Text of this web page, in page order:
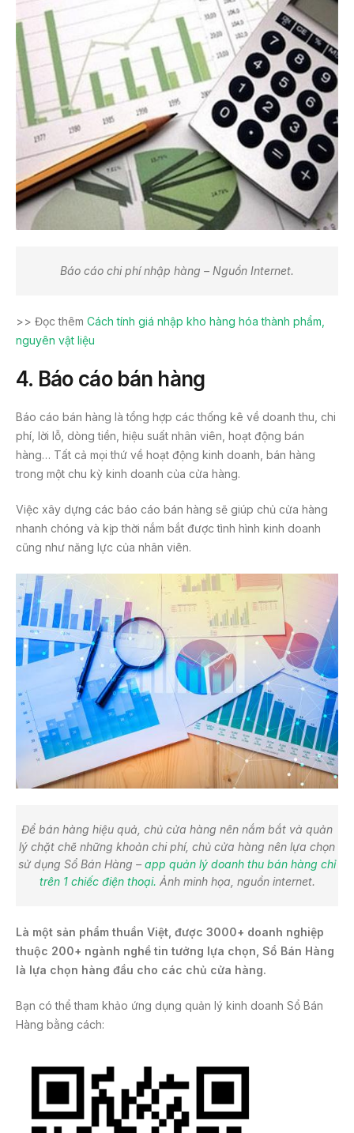
Báo cáo chi phí nhập hàng – Nguồn Internet.
>> Đọc thêm Cách tính giá nhập kho hàng hóa thành phẩm,
nguyên vật liệu
4. Báo cáo bán hàng
Báo cáo bán hàng là tổng hợp các thống kê về doanh thu, chi
phí, lời lỗ, dòng tiền, hiệu suất nhân viên, hoạt động bán
hàng… Tất cả mọi thứ về hoạt động kinh doanh, bán hàng
trong một chu kỳ kinh doanh của cửa hàng.
Việc xây dựng các báo cáo bán hàng sẽ giúp chủ cửa hàng
nhanh chóng và kịp thời nắm bắt được tình hình kinh doanh
cũng như năng lực của nhân viên.
Để bán hàng hiệu quả, chủ cửa hàng nên nắm bắt và quản
lý chặt chẽ những khoản chi phí, chủ cửa hàng nên lựa chọn
sử dụng Sổ Bán Hàng – app quản lý doanh thu bán hàng chỉ
trên 1 chiếc điện thoại. Ảnh minh họa, nguồn internet.
Là một sản phẩm thuần Việt, được 3000+ doanh nghiệp
thuộc 200+ ngành nghề tin tưởng lựa chọn, Sổ Bán Hàng
là lựa chọn hàng đầu cho các chủ cửa hàng.
Bạn có thể tham khảo ứng dụng quản lý kinh doanh Sổ Bán
Hàng bằng cách: